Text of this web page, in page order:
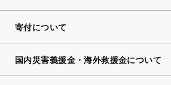
寄付について
国内災害義援金・海外救援金について